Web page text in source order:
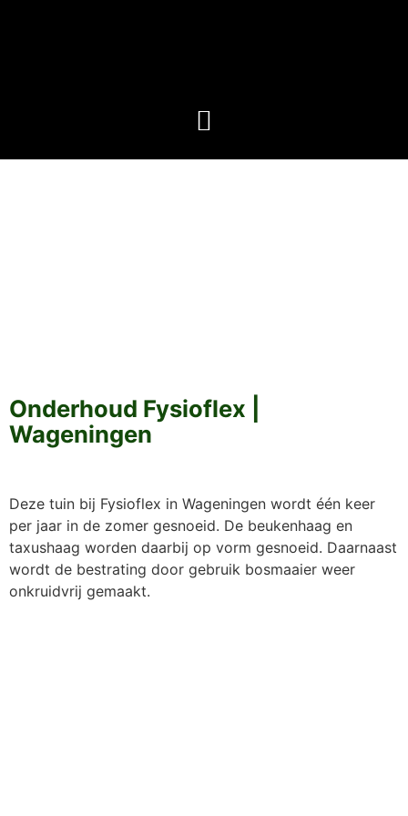
Onderhoud Fysioflex |
Wageningen
Deze tuin bij Fysioflex in Wageningen wordt één keer
per jaar in de zomer gesnoeid. De beukenhaag en
taxushaag worden daarbij op vorm gesnoeid. Daarnaast
wordt de bestrating door gebruik bosmaaier weer
onkruidvrij gemaakt.